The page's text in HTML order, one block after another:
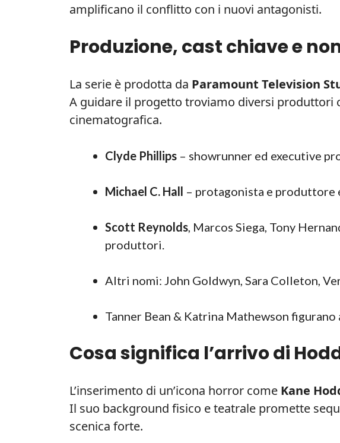
amplificano il conflitto con i nuovi antagonisti.
Produzione, cast chiave e
La serie è prodotta da Paramount Television
A guidare il progetto troviamo diversi produttori
cinematografica.
Clyde Phillips – showrunner ed executive
Michael C. Hall – protagonista e produttore
Scott Reynolds, Marcos Siega, Tony
produttori.
Altri nomi: John Goldwyn, Sara Colleton,
Tanner Bean & Katrina Mathewson
Cosa significa l’arrivo di
L’inserimento di un’icona horror come Kane
Il suo background fisico e teatrale promette
scenica forte.